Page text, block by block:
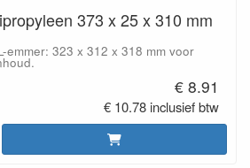
373 x 25 x 310 mm
emmer: 323 x 312 x 318 mm voor
€ 8.91
€ 10.78 inclusief btw